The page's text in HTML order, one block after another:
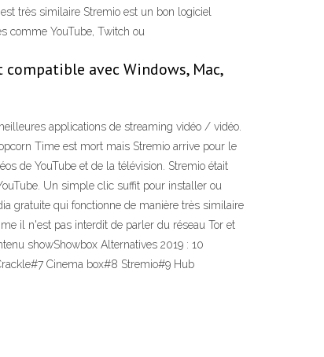
très similaire Stremio est un bon logiciel
comme YouTube, Twitch ou
avec Windows, Mac,
applications de streaming vidéo / vidéo.
Time est mort mais Stremio arrive pour le
de YouTube et de la télévision. Stremio était
Un simple clic suffit pour installer ou
gratuite qui fonctionne de manière très similaire
il n'est pas interdit de parler du réseau Tor et
showShowbox Alternatives 2019 : 10
Cinema box#8 Stremio#9 Hub